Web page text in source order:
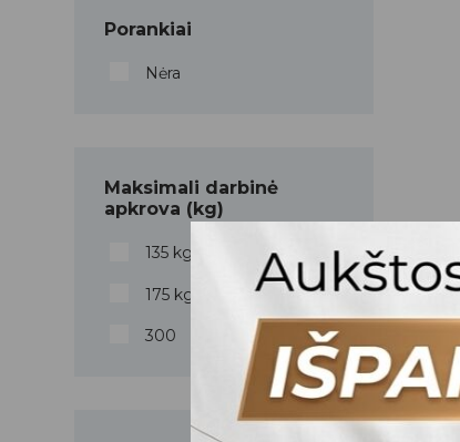
Porankiai
Nėra
Maksimali darbinė
apkrova (kg)
135 kg
175 kg
300